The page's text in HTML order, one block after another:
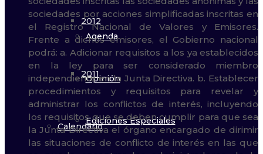
Agenda
Opinión
Ediciones Especiales
2012
2011
Calendario